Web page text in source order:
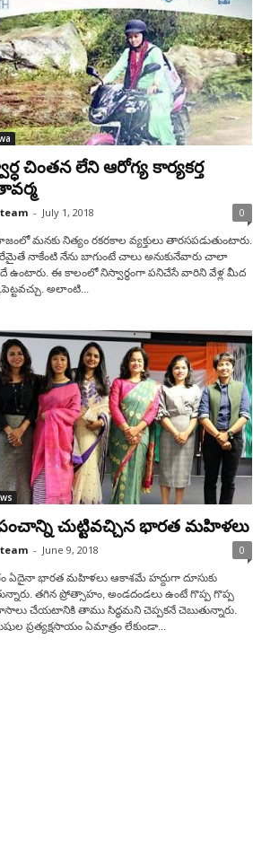
చింతన లేని ఆరోగ్య కార్యకర్త
- July 1, 2018 0
మనకు నిత్యం రకరకాల వ్యక్తులు తారసపడుతుంటారు.
నాకేంటి నేను బాగుంటే చాలు అనుకునేవారు చాలా
ఉంటారు. ఈ కాలంలో నిస్వార్థంగా పనిచేసే వారిని వేళ్ల మీద
అలాంటి...
చుట్టివచ్చిన భారత మహిళలు
- June 9, 2018 0
ఏదైనా భారత మహిళలు ఆకాశమే హద్దుగా దూసుకు
తగిన ప్రోత్సాహం, అండదండలు ఉంటే గొప్ప గొప్ప
చేయటానికి తాము సిద్ధమని చెప్పకనే చెబుతున్నారు.
ప్రత్యక్షసాయం ఏమాత్రం లేకుండా...